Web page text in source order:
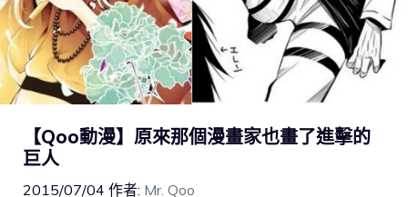
【Qoo動漫】原來那個漫畫家也畫了進擊的
巨人
2015/07/04 作者: Mr. Qoo